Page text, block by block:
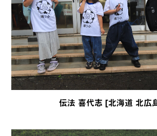
伝法 喜代志 [北海道 北広